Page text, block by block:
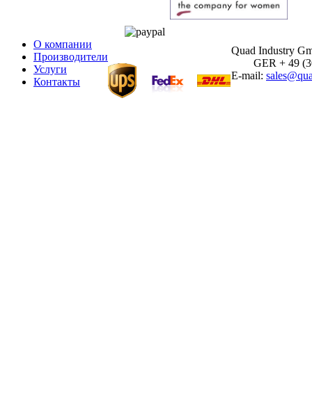
О компании
Производители
Услуги
Контакты
Quad Industry
GER + 49
E-mail: